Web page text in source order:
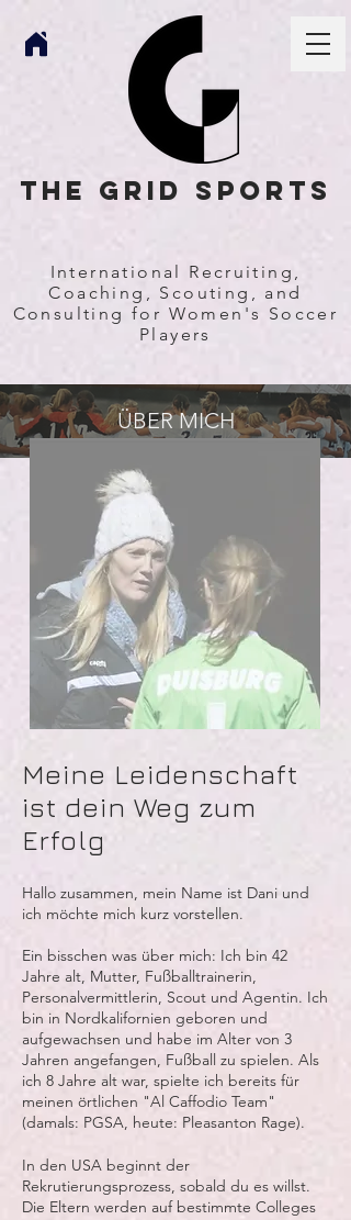
The Grid Sports
International Recruiting,
Coaching, Scouting, and
Consulting for Women's Soccer
Players
ÜBER MICH
Meine Leidenschaft
ist dein Weg zum
Erfolg
Hallo zusammen, mein Name ist Dani und
ich möchte mich kurz vorstellen.
Ein bisschen was über mich: Ich bin 42
Jahre alt, Mutter, Fußballtrainerin,
Personalvermittlerin, Scout und Agentin. Ich
bin in Nordkalifornien geboren und
aufgewachsen und habe im Alter von 3
Jahren angefangen, Fußball zu spielen. Als
ich 8 Jahre alt war, spielte ich bereits für
meinen örtlichen "Al Caffodio Team"
(damals: PGSA, heute: Pleasanton Rage).
In den USA beginnt der
Rekrutierungsprozess, sobald du es willst.
Die Eltern werden auf bestimmte Colleges